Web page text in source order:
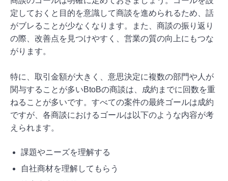
定しておくと目的を意識して商談を進められるため、話
がブレることが少なくなります。また、商談の振り返り
の際、改善点を見つけやすく、営業の質の向上にもつな
がります。
特に、取引金額が大きく、意思決定に複数の部門や人が
関与することが多いBtoBの商談は、成約までに回数を重
ねることが多いです。すべての案件の最終ゴールは成約
ですが、各商談におけるゴールは以下のような内容が考
えられます。
課題やニーズを理解する
自社商材を理解してもらう